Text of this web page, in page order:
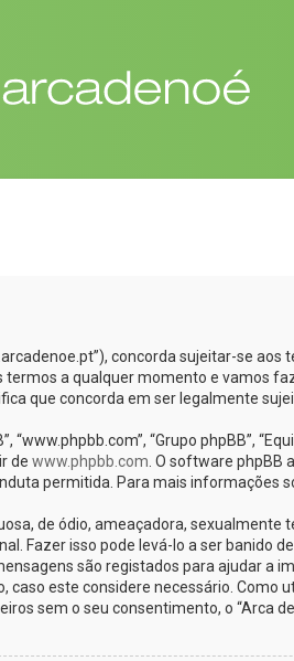
concorda sujeitar-se
a qualquer momento e vamos
que concorda em ser legalmente
“Grupo phpBB”,
de www.phpbb.com . O software phpBB
permitida. Para mais informações
de ódio, ameaçadora,
Fazer isso pode levá-lo a ser
são registados para ajudar a
este considere necessário.
sem o seu consentimento, o “Arca